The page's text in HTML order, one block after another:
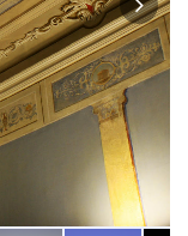
RU
CN